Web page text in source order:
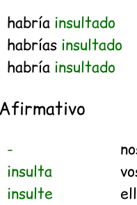
habría insultado
habrías insultado
habría insultado
-
insulta
insulte